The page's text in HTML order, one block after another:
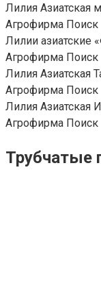
Лилия Азиатская
Агрофирма Поиск
Лилии азиатские
Агрофирма Поиск
Лилия Азиатская
Агрофирма Поиск
Лилия Азиатская
Агрофирма Поиск
Трубчатые